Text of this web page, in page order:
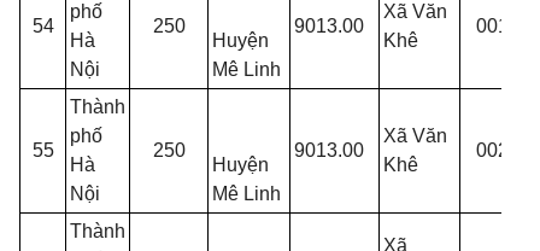
54
phố
Hà
Nội
250
Huyện
Mê Linh
9013.00
Xã Văn
Khê
001
55
Thành
phố
Hà
Nội
250
Huyện
Mê Linh
9013.00
Xã Văn
Khê
002
Thành
Xã